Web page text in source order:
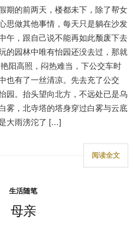
期的前两天，楼都未下，除了帮女
思做其他事情，每天只是躺在沙发
午，跟自己说不能再如此颓废下去
的园林中唯有怡园还没去过，那就
阳高照，闷热难当，下公交车时
也有了一丝清凉。先去充了公交
园。抬头望向北方，不远处已是乌
雾，北寺塔的塔身穿过白雾与云底
大雨滂沱了 […]
阅读全文
生活随笔
母亲